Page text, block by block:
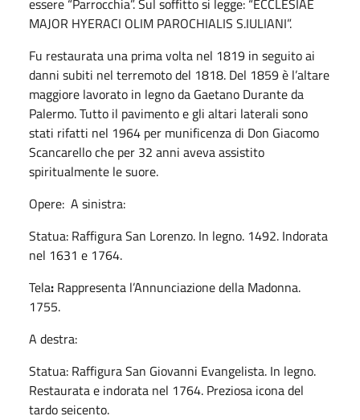
MAJOR HYERACI OLIM PAROCHIALIS S.IULIANI”.
Fu restaurata una prima volta nel 1819 in seguito ai
danni subiti nel terremoto del 1818. Del 1859 è l’altare
maggiore lavorato in legno da Gaetano Durante da
Palermo. Tutto il pavimento e gli altari laterali sono
stati rifatti nel 1964 per munificenza di Don Giacomo
Scancarello che per 32 anni aveva assistito
spiritualmente le suore.
Opere: A sinistra:
Statua: Raffigura San Lorenzo. In legno. 1492. Indorata
nel 1631 e 1764.
Tela: Rappresenta l’Annunciazione della Madonna.
1755.
A destra:
Statua: Raffigura San Giovanni Evangelista. In legno.
Restaurata e indorata nel 1764. Preziosa icona del
tardo seicento.